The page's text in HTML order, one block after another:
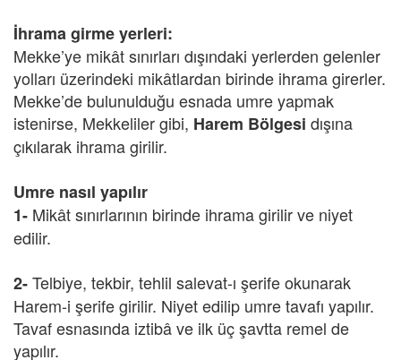
İhrama girme yerleri:
Mekke’ye mikât sınırları dışındaki yerlerden gelenler
yolları üzerindeki mikâtlardan birinde ihrama girerler.
Mekke’de bulunulduğu esnada umre yapmak
istenirse, Mekkeliler gibi, Harem Bölgesi dışına
çıkılarak ihrama girilir.
Umre nasıl yapılır
1- Mikât sınırlarının birinde ihrama girilir ve niyet
edilir.
2-Telbiye, tekbir, tehlil salevat-ı şerife okunarak
Harem-i şerife girilir. Niyet edilip umre tavafı yapılır.
Tavaf esnasında iztibâ ve ilk üç şavtta remel de
yapılır.